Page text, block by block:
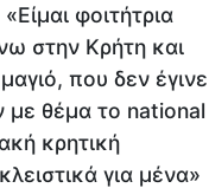
φοιτήτρια
στην Κρήτη και
που δεν έγινε
με θέμα το national
κρητική
για μένα»